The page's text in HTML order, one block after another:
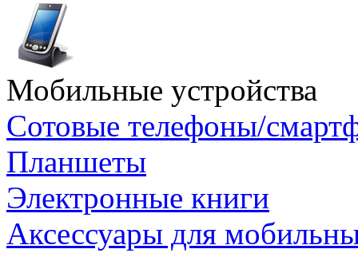
Мобильные устройства
Сотовые телефоны/
Планшеты
Электронные книги
Аксессуары для